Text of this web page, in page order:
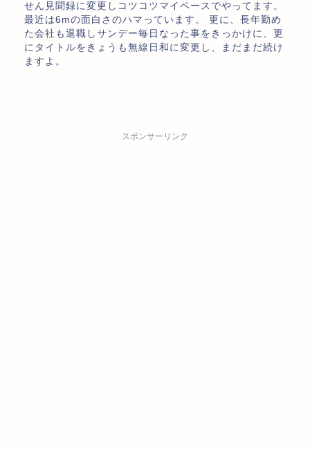
せん見聞録に変更しコツコツマイペースでやってます。
最近は6mの面白さのハマっています。 更に、長年勤め
た会社も退職しサンデー毎日なった事をきっかけに、更
にタイトルをきょうも無線日和に変更し、まだまだ続け
ますよ。
スポンサーリンク